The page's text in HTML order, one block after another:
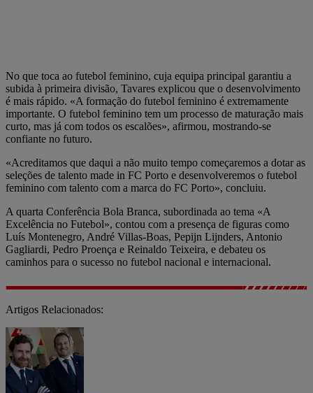
No que toca ao futebol feminino, cuja equipa principal garantiu a
subida à primeira divisão, Tavares explicou que o desenvolvimento
é mais rápido. «A formação do futebol feminino é extremamente
importante. O futebol feminino tem um processo de maturação mais
curto, mas já com todos os escalões», afirmou, mostrando-se
confiante no futuro.
«Acreditamos que daqui a não muito tempo começaremos a dotar as
seleções de talento made in FC Porto e desenvolveremos o futebol
feminino com talento com a marca do FC Porto», concluiu.
A quarta Conferência Bola Branca, subordinada ao tema «A
Excelência no Futebol», contou com a presença de figuras como
Luís Montenegro, André Villas-Boas, Pepijn Lijnders, Antonio
Gagliardi, Pedro Proença e Reinaldo Teixeira, e debateu os
caminhos para o sucesso no futebol nacional e internacional.
Artigos Relacionados: